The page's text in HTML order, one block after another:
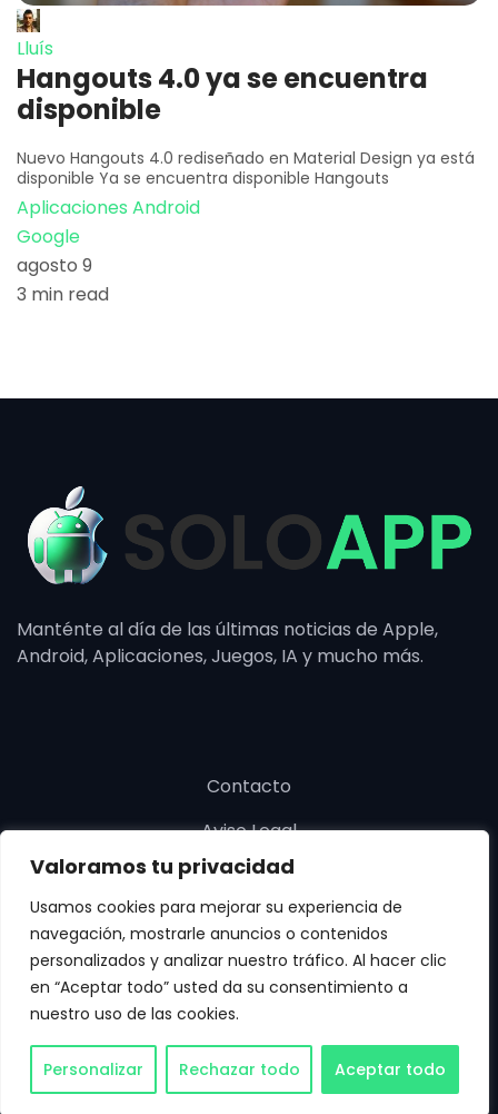
Valoramos tu privacidad
Usamos cookies para mejorar su experiencia de
navegación, mostrarle anuncios o contenidos
personalizados y analizar nuestro tráfico. Al hacer clic
en “Aceptar todo” usted da su consentimiento a
nuestro uso de las cookies.
Personalizar Rechazar todo Aceptar todo
Lluís
Hangouts 4.0 ya se encuentra
disponible
Nuevo Hangouts 4.0 rediseñado en Material Design ya está
disponible Ya se encuentra disponible Hangouts
Aplicaciones Android
Google
agosto 9
3 min read
Manténte al día de las últimas noticias de Apple,
Android, Aplicaciones, Juegos, IA y mucho más.
Contacto
Aviso Legal
Política de cookies
Política de privacidad
Copyright © SoloApp 2025. Todos los derechos
reservados.